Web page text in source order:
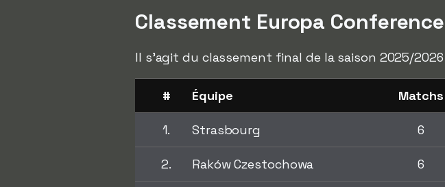
Classement Europa
Il s'agit du classement final de la saison 2025/
# Équipe Matchs
1. Strasbourg 6
2. Raków Czestochowa 6